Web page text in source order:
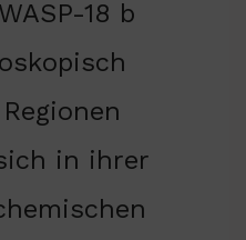
18 b
in ihrer